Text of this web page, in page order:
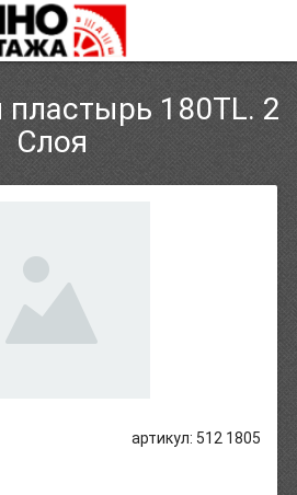
180TL. 2
Слоя
артикул: 512 1805